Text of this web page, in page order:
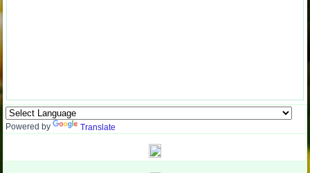
Powered by Translate